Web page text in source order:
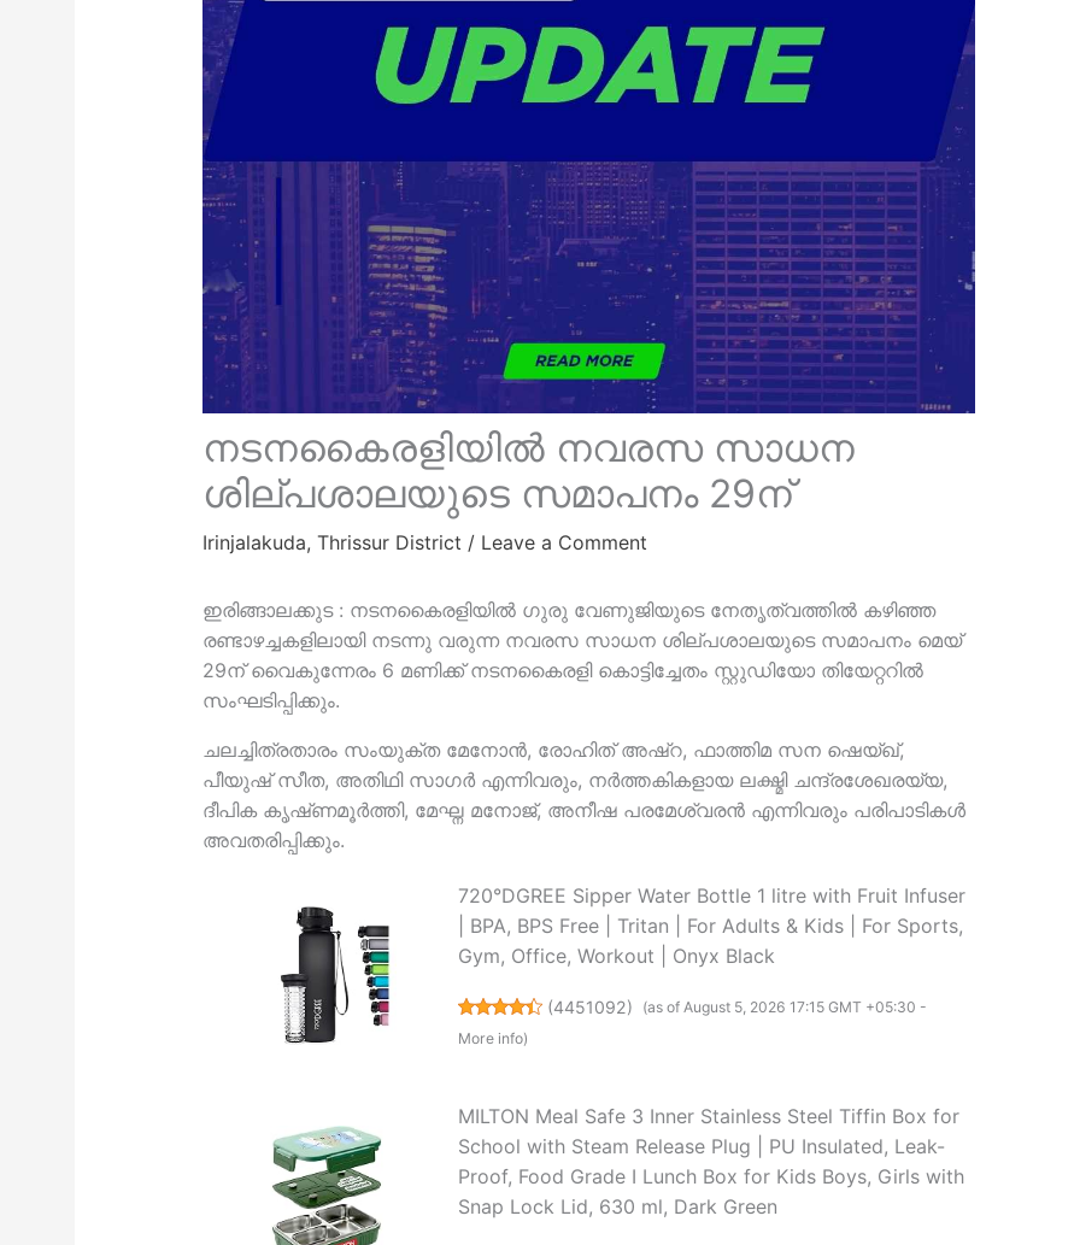
നടനകൈരളിയിൽ നവരസ സാധന
ശില്പശാലയുടെ സമാപനം 29ന്
Irinjalakuda,Thrissur District / Leave a Comment
ഇരിങ്ങാലക്കുട : നടനകൈരളിയിൽ ഗുരു വേണുജിയുടെ നേതൃത്വത്തിൽ കഴിഞ്ഞ
രണ്ടാഴച്ചകളിലായി നടന്നു വരുന്ന നവരസ സാധന ശില്പശാലയുടെ സമാപനം മെയ്
29ന് വൈകുന്നേരം 6 മണിക്ക് നടനകൈരളി കൊട്ടിച്ചേതം സ്റ്റുഡിയോ തിയേറ്ററിൽ
സംഘടിപ്പിക്കും.
ചലച്ചിത്രതാരം സംയുക്ത മേനോൻ, രോഹിത് അഷ്റ, ഫാത്തിമ സന ഷെയ്ഖ്,
പീയുഷ് സീത, അതിഥി സാഗർ എന്നിവരും, നർത്തകികളായ ലക്ഷ്മി ചന്ദ്രശേഖരയ്യ,
ദീപിക കൃഷ്‌ണമൂർത്തി, മേഘ്ന മനോജ്, അനീഷ പരമേശ്വരൻ എന്നിവരും പരിപാടികൾ
അവതരിപ്പിക്കും.
720°DGREE Sipper Water Bottle 1 litre with Fruit Infuser
| BPA, BPS Free | Tritan | For Adults & Kids | For Sports,
Gym, Office, Workout | Onyx Black
(4451092)
(as of August 5, 2026 17:15 GMT +05:30 -
More info)
MILTON Meal Safe 3 Inner Stainless Steel Tiffin Box for
School with Steam Release Plug | PU Insulated, Leak-
Proof, Food Grade I Lunch Box for Kids Boys, Girls with
Snap Lock Lid, 630 ml, Dark Green